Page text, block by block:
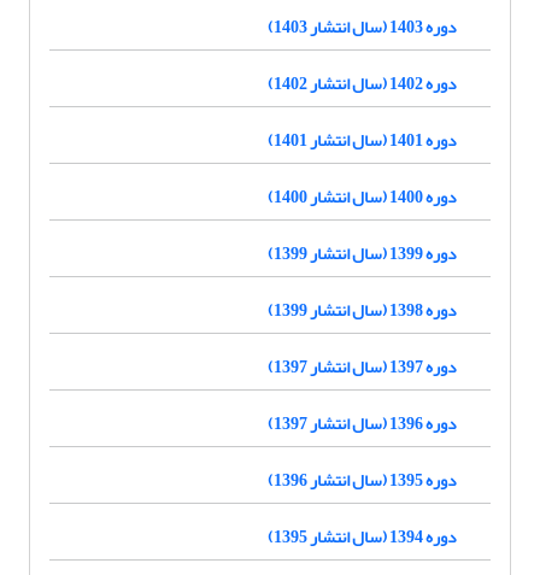
دوره 1403 (سال انتشار 1403)
دوره 1402 (سال انتشار 1402)
دوره 1401 (سال انتشار 1401)
دوره 1400 (سال انتشار 1400)
دوره 1399 (سال انتشار 1399)
دوره 1398 (سال انتشار 1399)
دوره 1397 (سال انتشار 1397)
دوره 1396 (سال انتشار 1397)
دوره 1395 (سال انتشار 1396)
دوره 1394 (سال انتشار 1395)